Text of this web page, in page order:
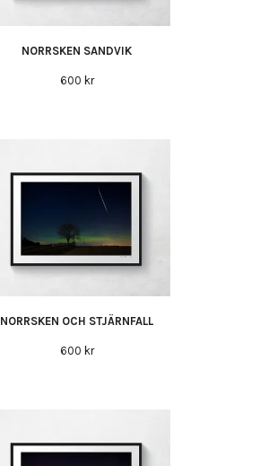
NORRSKEN SANDVIK
600 kr
NORRSKEN OCH STJÄRNFALL
600 kr